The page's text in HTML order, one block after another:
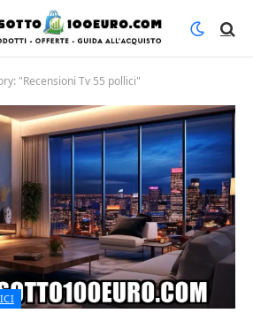
"Recensioni Tv 55 pollici"